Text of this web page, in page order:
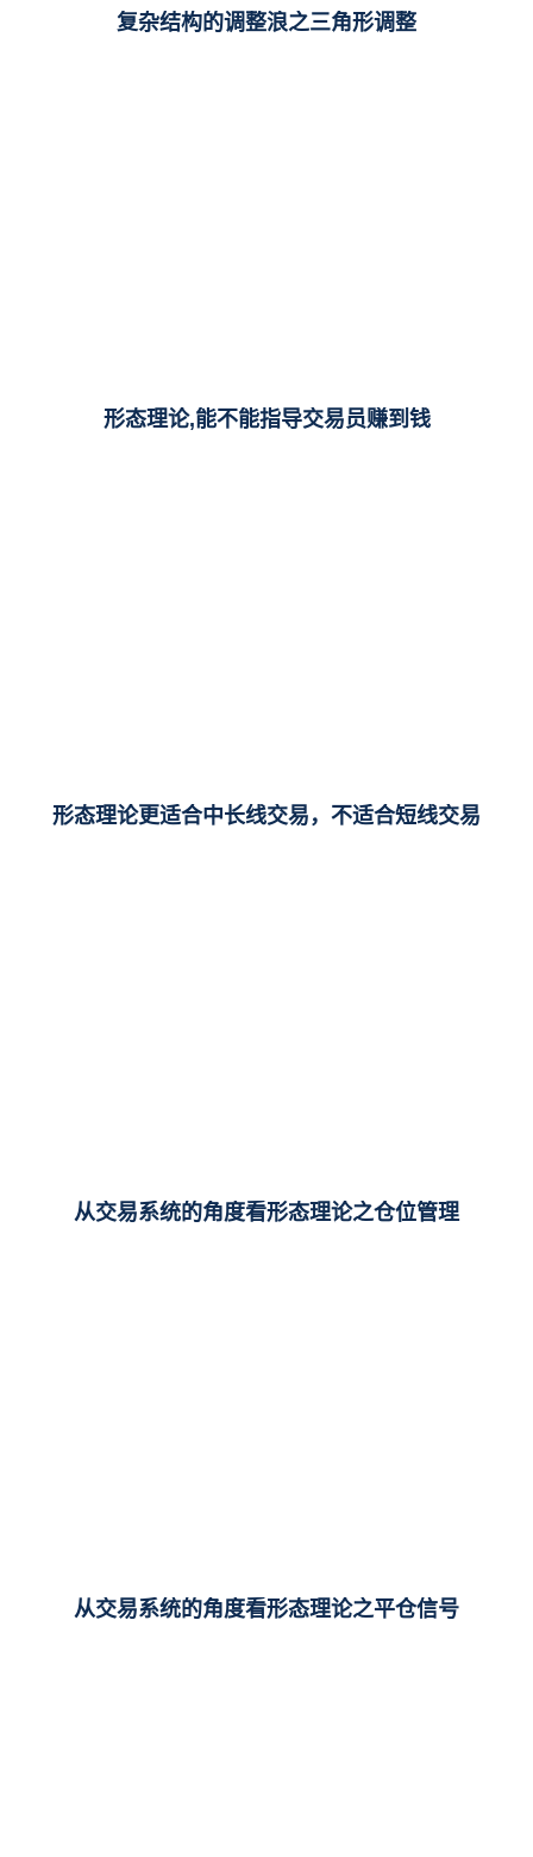
复杂结构的调整浪之三角形调整
形态理论,能不能指导交易员赚到钱
形态理论更适合中长线交易，不适合短线交易
从交易系统的角度看形态理论之仓位管理
从交易系统的角度看形态理论之平仓信号